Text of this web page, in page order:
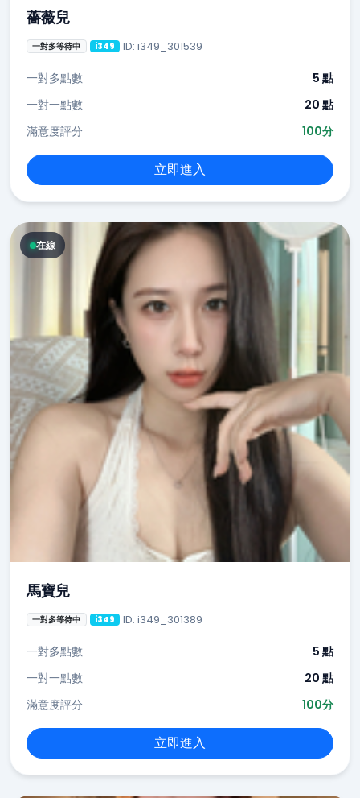
薔薇兒
一對多等待中 i349 ID: i349_301539
一對多點數
5 點
一對一點數
20 點
滿意度評分
100分
立即進入
在線
馬寶兒
一對多等待中 i349 ID: i349_301389
一對多點數
5 點
一對一點數
20 點
滿意度評分
100分
立即進入